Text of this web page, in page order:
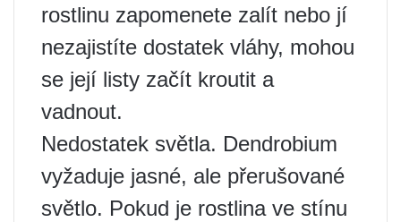
rostlinu zapomenete zalít nebo jí
nezajistíte dostatek vláhy, mohou
se její listy začít kroutit a
vadnout.
Nedostatek světla. Dendrobium
vyžaduje jasné, ale přerušované
světlo. Pokud je rostlina ve stínu